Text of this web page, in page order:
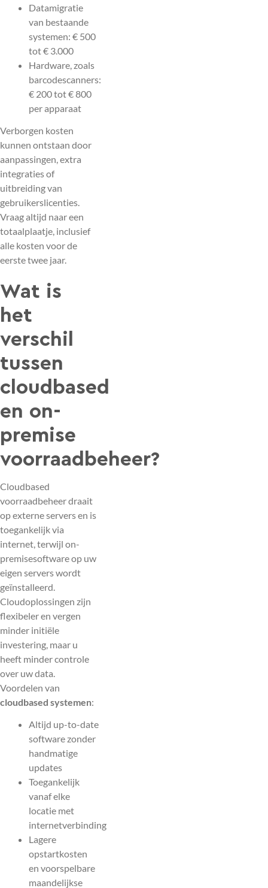
Datamigratie
van bestaande
systemen: € 500
tot € 3.000
Hardware, zoals
barcodescanners:
€ 200 tot € 800
per apparaat
Verborgen kosten
kunnen ontstaan door
aanpassingen, extra
integraties of
uitbreiding van
gebruikerslicenties.
Vraag altijd naar een
totaalplaatje, inclusief
alle kosten voor de
eerste twee jaar.
Wat is
het
verschil
tussen
cloudbased
en on-
premise
voorraadbeheer?
Cloudbased
voorraadbeheer draait
op externe servers en is
toegankelijk via
internet, terwijl on-
premisesoftware op uw
eigen servers wordt
geïnstalleerd.
Cloudoplossingen zijn
flexibeler en vergen
minder initiële
investering, maar u
heeft minder controle
over uw data.
Voordelen van
cloudbased systemen:
Altijd up-to-date
software zonder
handmatige
updates
Toegankelijk
vanaf elke
locatie met
internetverbinding
Lagere
opstartkosten
en voorspelbare
maandelijkse